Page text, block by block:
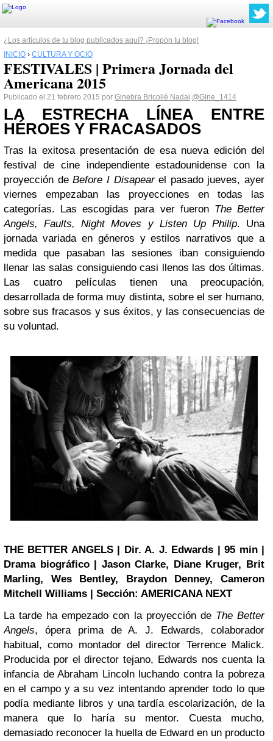
¿Los artículos de tu blog publicados aquí? ¡Propón tu blog!
INICIO › CULTURA Y OCIO
FESTIVALES | Primera Jornada del
Americana 2015
Publicado el 21 febrero 2015 por Ginebra Bricollé Nadal @Gine_1414
LA ESTRECHA LÍNEA ENTRE
HÉROES Y FRACASADOS
Tras la exitosa presentación de esa nueva edición del
festival de cine independiente estadounidense con la
proyección deBefore I Disapearel pasado jueves, ayer
viernes empezaban las proyecciones en todas las
categorías. Las escogidas para ver fueron The Better
Angels, Faults, Night Moves y Listen Up Philip. Una
jornada variada en géneros y estilos narrativos que a
medida que pasaban las sesiones iban consiguiendo
llenar las salas consiguiendo casi llenos las dos últimas.
Las cuatro películas tienen una preocupación,
desarrollada de forma muy distinta, sobre el ser humano,
sobre sus fracasos y sus éxitos, y las consecuencias de
su voluntad.
THE BETTER ANGELS | Dir. A. J. Edwards | 95 min |
Drama biográfico | Jason Clarke, Diane Kruger, Brit
Marling, Wes Bentley, Braydon Denney, Cameron
Mitchell Williams | Sección: AMERICANA NEXT
La tarde ha empezado con la proyección de The Better
Angels, ópera prima de A. J. Edwards, colaborador
habitual, como montador del director Terrence Malick.
Producida por el director tejano, Edwards nos cuenta la
infancia de Abraham Lincoln luchando contra la pobreza
en el campo y a su vez intentando aprender todo lo que
podía mediante libros y una tardía escolarización, de la
manera que lo haría su mentor. Cuesta mucho,
demasiado reconocer la huella de Edward en un producto